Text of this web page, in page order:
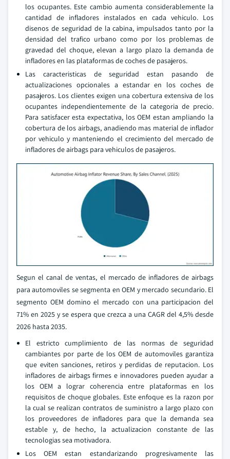
los ocupantes. Este cambio aumenta considerablemente la
cantidad de infladores instalados en cada vehiculo. Los
disenos de seguridad de la cabina, impulsados tanto por la
densidad del trafico urbano como por los problemas de
gravedad del choque, elevan a largo plazo la demanda de
infladores en las plataformas de coches de pasajeros.
Las caracteristicas de seguridad estan pasando de
actualizaciones opcionales a estandar en los coches de
pasajeros. Los clientes exigen una cobertura extensiva de los
ocupantes independientemente de la categoria de precio.
Para satisfacer esta expectativa, los OEM estan ampliando la
cobertura de los airbags, anadiendo mas material de inflador
por vehiculo y manteniendo el crecimiento del mercado de
infladores de airbags para vehiculos de pasajeros.
Segun el canal de ventas, el mercado de infladores de airbags
para automoviles se segmenta en OEM y mercado secundario. El
segmento OEM domino el mercado con una participacion del
71% en 2025 y se espera que crezca a una CAGR del 4,5% desde
2026 hasta 2035.
El estricto cumplimiento de las normas de seguridad
cambiantes por parte de los OEM de automoviles garantiza
que eviten sanciones, retiros y perdidas de reputacion. Los
infladores de airbags firmes e innovadores pueden ayudar a
los OEM a lograr coherencia entre plataformas en los
requisitos de choque globales. Este enfoque es la razon por
la cual se realizan contratos de suministro a largo plazo con
los proveedores de infladores para que la demanda sea
estable y, de hecho, la actualizacion constante de las
tecnologias sea motivadora.
Los OEM estan estandarizando progresivamente las